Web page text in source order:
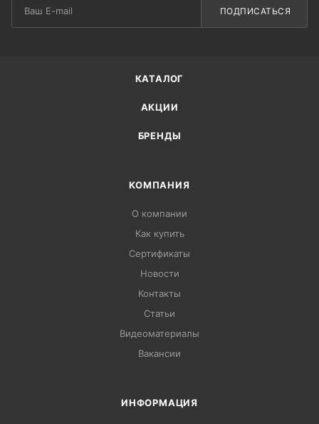
ПОДПИСАТЬСЯ
КАТАЛОГ
АКЦИИ
БРЕНДЫ
КОМПАНИЯ
О компании
Как купить
Сертификаты
Новости
Контакты
Статьи
Видеоматериалы
Вакансии
ИНФОРМАЦИЯ